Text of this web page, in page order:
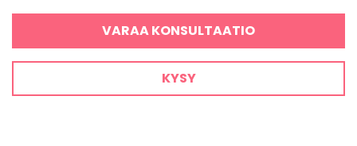
VARAA KONSULTAATIO
KYSY